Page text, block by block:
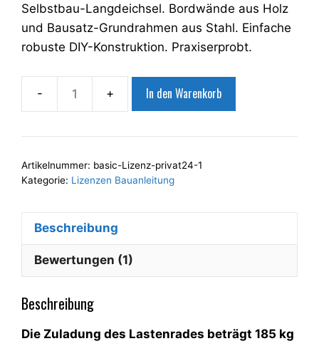
Selbstbau-Langdeichsel. Bordwände aus Holz
und Bausatz-Grundrahmen aus Stahl. Einfache
robuste DIY-Konstruktion. Praxiserprobt.
NEU
Bauanleitungen
im
Set
Schwerlast-
Trailer
103
In den Warenkorb
Artikelnummer: basic-Lizenz-privat24-1
Kategorie: Lizenzen Bauanleitung
Beschreibung
Bewertungen (1)
Beschreibung
Die Zuladung des Lastenrades beträgt 185 kg